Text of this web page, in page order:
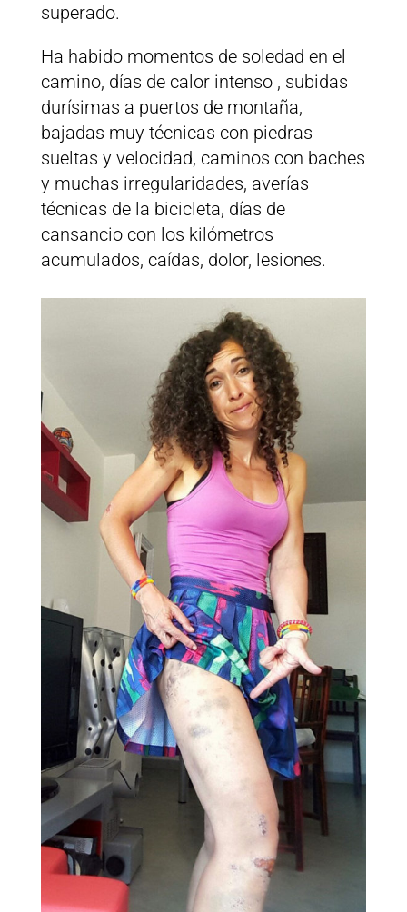
superado.
Ha habido momentos de soledad en el
camino, días de calor intenso , subidas
durísimas a puertos de montaña,
bajadas muy técnicas con piedras
sueltas y velocidad, caminos con baches
y muchas irregularidades, averías
técnicas de la bicicleta, días de
cansancio con los kilómetros
acumulados, caídas, dolor, lesiones.